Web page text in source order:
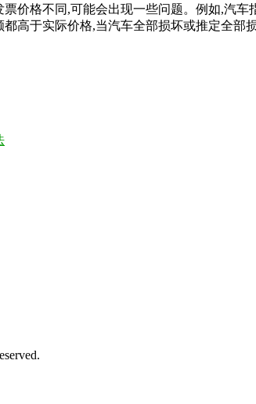
价格不同,可能会出现一些问题。例如,汽
高于实际价格,当汽车全部损坏或推定全部